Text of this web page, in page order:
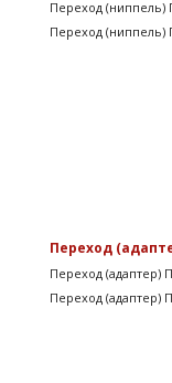
Переход (ниппель)
Переход (ниппель)
Переход
Переход (адаптер)
Переход (адаптер)